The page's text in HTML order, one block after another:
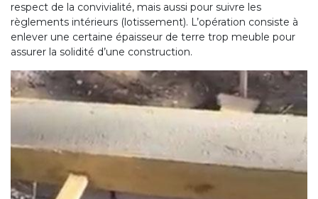
respect de la convivialité, mais aussi pour suivre les
règlements intérieurs (lotissement). L’opération consiste à
enlever une certaine épaisseur de terre trop meuble pour
assurer la solidité d’une construction.